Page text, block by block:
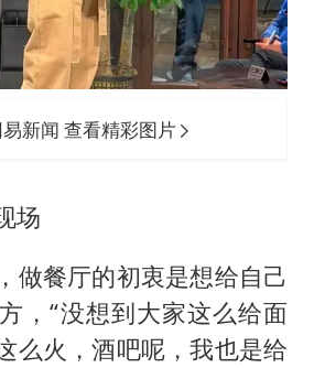
新闻 查看精彩图片
场
做餐厅的初衷是想给自己
，“没想到大家这么给面
么火，酒吧呢，我也是给